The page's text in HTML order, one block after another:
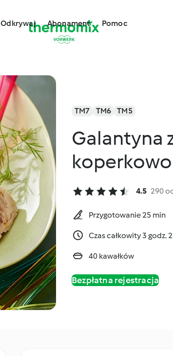
Odkrywaj Abonament Pomoc
TM7 TM6 TM5
Galantyna
4.5 290
Przygotowanie 25 min
Czas całkowity 3 godz.
40 kawałków
Bezpłatna rejestracja